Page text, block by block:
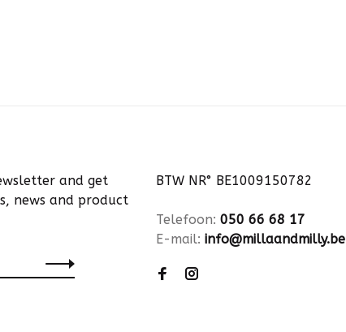
and get
news and product
BTW NR° BE1009150782
Telefoon: 050 66 68 17
E-mail: info@millaandmilly.be